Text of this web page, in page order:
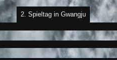
2. Spieltag in Gwangju